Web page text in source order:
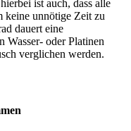
ist auch, dass alle
keine unnötige Zeit zu
dauert eine
Wasser- oder Platinen
verglichen werden.